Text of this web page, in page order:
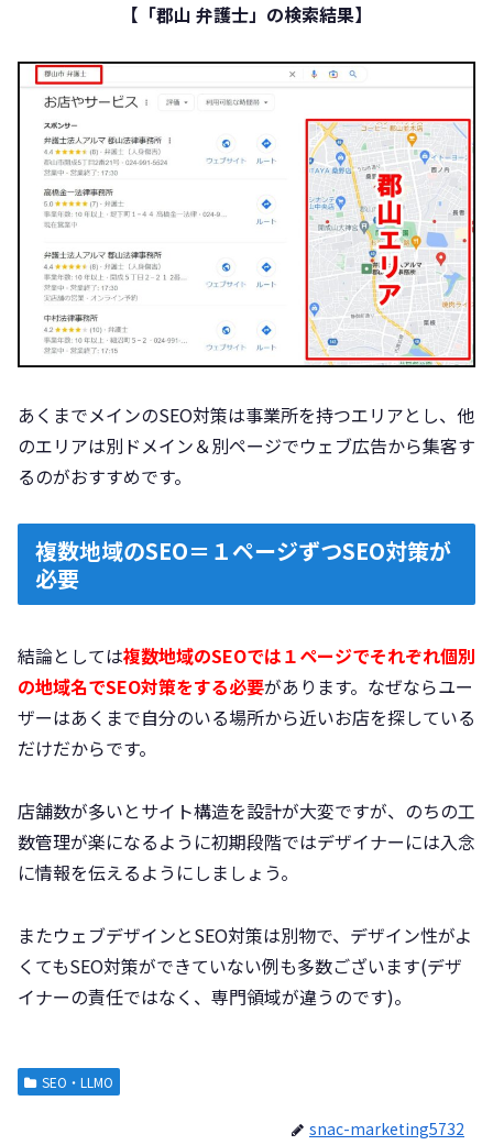
【「郡山 弁護士」の検索結果】
あくまでメインのSEO対策は事業所を持つエリアとし、他
のエリアは別ドメイン＆別ページでウェブ広告から集客す
るのがおすすめです。
複数地域のSEO＝１ページずつSEO対策が
必要
結論としては複数地域のSEOでは１ページでそれぞれ個別
の地域名でSEO対策をする必要があります。なぜならユー
ザーはあくまで自分のいる場所から近いお店を探している
だけだからです。
店舗数が多いとサイト構造を設計が大変ですが、のちの工
数管理が楽になるように初期段階ではデザイナーには入念
に情報を伝えるようにしましょう。
またウェブデザインとSEO対策は別物で、デザイン性がよ
くてもSEO対策ができていない例も多数ございます(デザ
イナーの責任ではなく、専門領域が違うのです)。
SEO・LLMO
snac-marketing5732